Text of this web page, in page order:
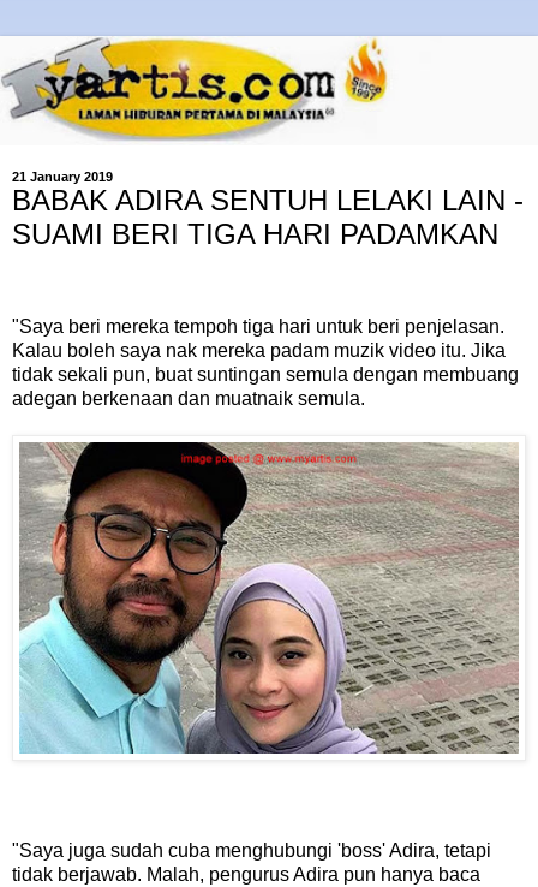
21 January 2019
BABAK ADIRA SENTUH LELAKI LAIN -
SUAMI BERI TIGA HARI PADAMKAN
"Saya beri mereka tempoh tiga hari untuk beri penjelasan.
Kalau boleh saya nak mereka padam muzik video itu. Jika
tidak sekali pun, buat suntingan semula dengan membuang
adegan berkenaan dan muatnaik semula.
"Saya juga sudah cuba menghubungi 'boss' Adira, tetapi
tidak berjawab. Malah, pengurus Adira pun hanya baca